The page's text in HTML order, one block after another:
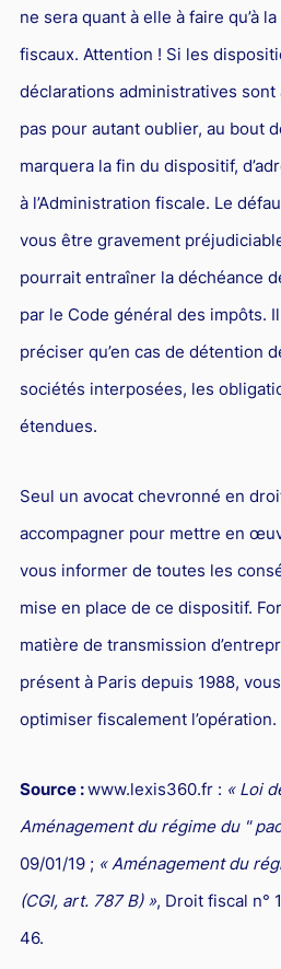
ne sera quant à elle à faire qu’à
fiscaux. Attention ! Si les
déclarations administratives
pas pour autant oublier, au bout
marquera la fin du dispositif,
à l’Administration fiscale. Le
vous être gravement
pourrait entraîner la déchéance
par le Code général des impôts.
préciser qu’en cas de détention
sociétés interposées, les
étendues.
Seul un avocat chevronné en
accompagner pour mettre en
vous informer de toutes les
mise en place de ce dispositif.
matière de transmission
présent à Paris depuis 1988,
optimiser fiscalement l’opération.
Source :www.lexis360.fr : « Loi
Aménagement du régime du "
09/01/19 ; « Aménagement du
(CGI, art. 787 B) », Droit fiscal n°
46.